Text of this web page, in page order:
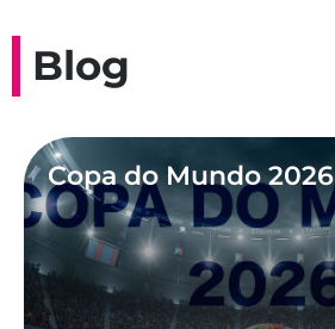
Blog
Copa do Mundo 2026